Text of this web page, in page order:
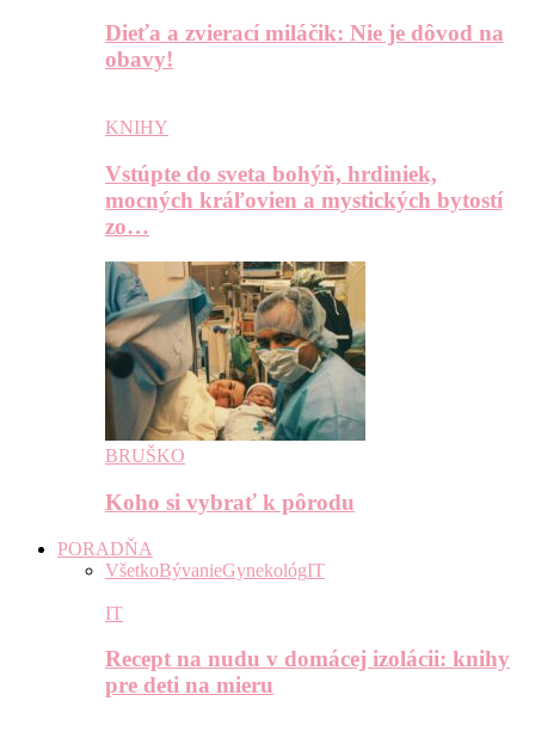
Dieťa a zvierací miláčik: Nie je dôvod na
obavy!
KNIHY
Vstúpte do sveta bohýň, hrdiniek,
mocných kráľovien a mystických bytostí
zo…
BRUŠKO
Koho si vybrať k pôrodu
PORADŇA
VšetkoBývanieGynekológIT
IT
Recept na nudu v domácej izolácii: knihy
pre deti na mieru